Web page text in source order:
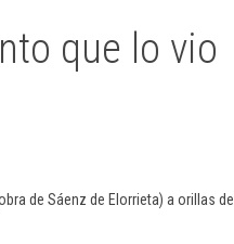
que lo vio
de Sáenz de Elorrieta) a orillas de